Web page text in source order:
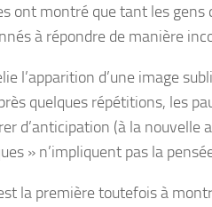
ont montré que tant les gens
à répondre de manière
l’apparition d’une image
quelques répétitions, les
d’anticipation (à la nouvelle
» n’impliquent pas la
la première toutefois à